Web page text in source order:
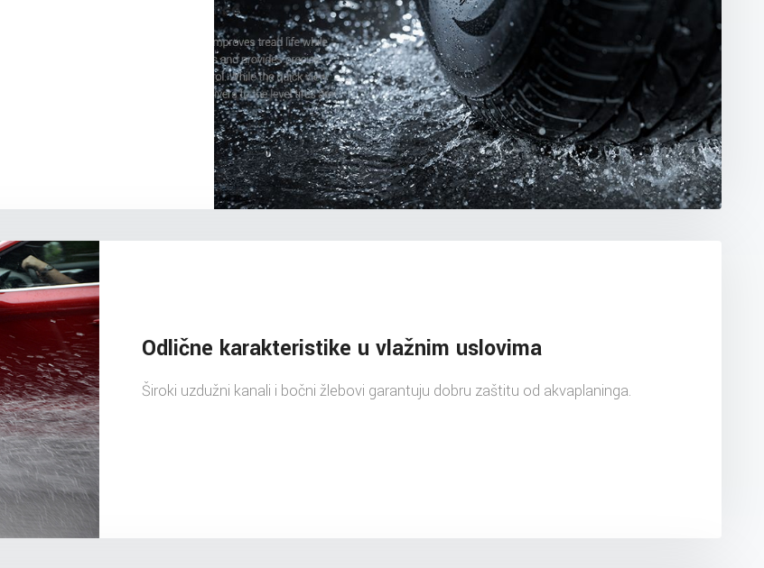
Odlične karakteristike u vlažnim uslovima
Široki uzdužni kanali i bočni žlebovi garantuju dobru zaštitu od akvaplaninga.